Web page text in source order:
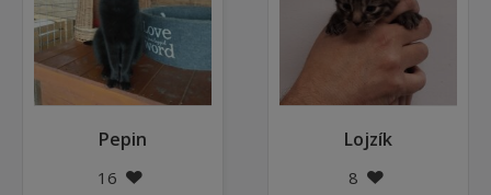
Pepin
16
Lojzík
8